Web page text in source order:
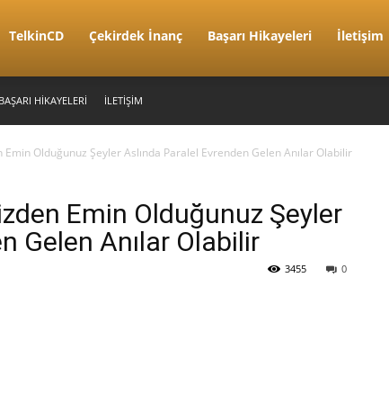
TelkinCD Çekirdek İnanç Başarı Hikayeleri İletişim
BAŞARI HIKAYELERI İLETIŞIM
Olduğunuz Şeyler Aslında Paralel Evrenden Gelen Anılar Olabilir
Emin Olduğunuz Şeyler
Gelen Anılar Olabilir
0
3455